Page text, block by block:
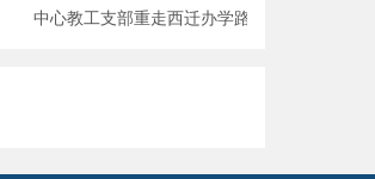
中心教工支部重走西迁办学路，探